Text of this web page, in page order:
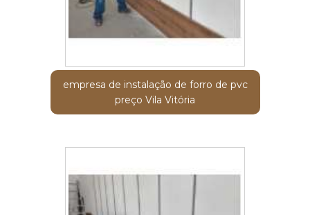
empresa de instalação de forro de pvc
preço Vila Vitória